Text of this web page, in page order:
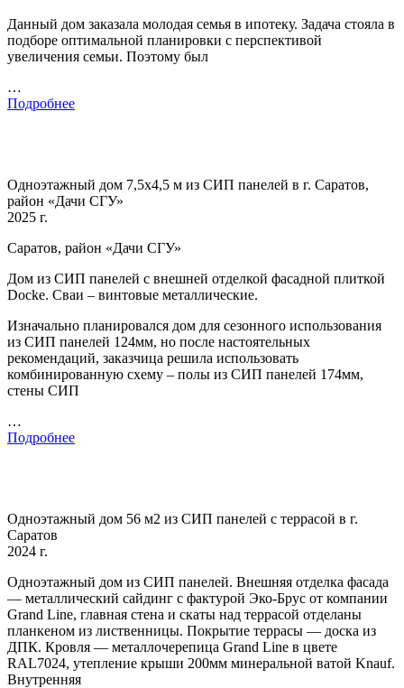
Данный дом заказала молодая семья в ипотеку. Задача стояла в
подборе оптимальной планировки с перспективой
увеличения семьи. Поэтому был
…
Подробнее
Одноэтажный дом 7,5х4,5 м из СИП панелей в г. Саратов,
район «Дачи СГУ»
2025 г.
Саратов, район «Дачи СГУ»
Дом из СИП панелей с внешней отделкой фасадной плиткой
Docke. Сваи – винтовые металлические.
Изначально планировался дом для сезонного использования
из СИП панелей 124мм, но после настоятельных
рекомендаций, заказчица решила использовать
комбинированную схему – полы из СИП панелей 174мм,
стены СИП
…
Подробнее
Одноэтажный дом 56 м2 из СИП панелей с террасой в г.
Саратов
2024 г.
Одноэтажный дом из СИП панелей. Внешняя отделка фасада
— металлический сайдинг с фактурой Эко-Брус от компании
Grand Line, главная стена и скаты над террасой отделаны
планкеном из лиственницы. Покрытие террасы — доска из
ДПК. Кровля — металлочерепица Grand Line в цвете
RAL7024, утепление крыши 200мм минеральной ватой Knauf.
Внутренняя